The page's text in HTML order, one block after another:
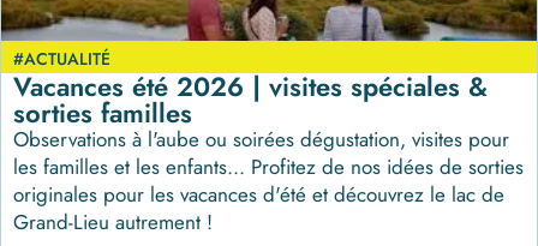
#ACTUALITÉ
Vacances été 2026 | visites spéciales &
sorties familles
Observations à l'aube ou soirées dégustation, visites pour
les familles et les enfants... Profitez de nos idées de sorties
originales pour les vacances d'été et découvrez le lac de
Grand-Lieu autrement !